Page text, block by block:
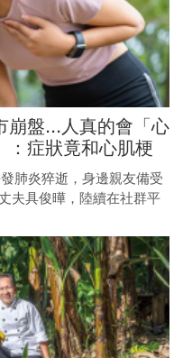
崩盤...人真的會「心
：症狀竟和心肌梗
肺炎猝逝，身邊親友備受
夫具俊曄，陸續在社群平
無法語言形容的悲傷和痛
間來比喻」，小S更是在姊
白髮人送黑髮人的哀傷，
，分享歌手陳昇的歌曲
的愛上這首歌、早就為我
她再度發聲，留下11字